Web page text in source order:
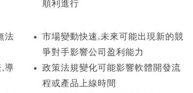
順利進行
法
導
市場變動快速,未來可能出現新的競
爭對手影響公司盈利能力
政策法規變化可能影響軟體開發流
程或產品上線時間